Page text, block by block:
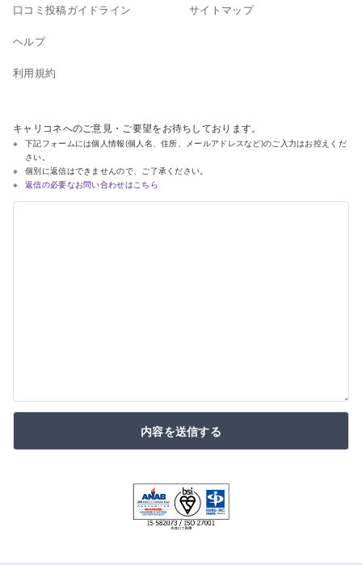
口コミ投稿ガイドライン
ヘルプ
利用規約
サイトマップ
キャリコネへのご意見・ご要望をお待ちしております。
下記フォームには個人情報(個人名、住所、メールアドレスなど)のご入力はお控えくだ
さい。
個別に返信はできませんので、ご了承ください。
返信の必要なお問い合わせはこちら
内容を送信する